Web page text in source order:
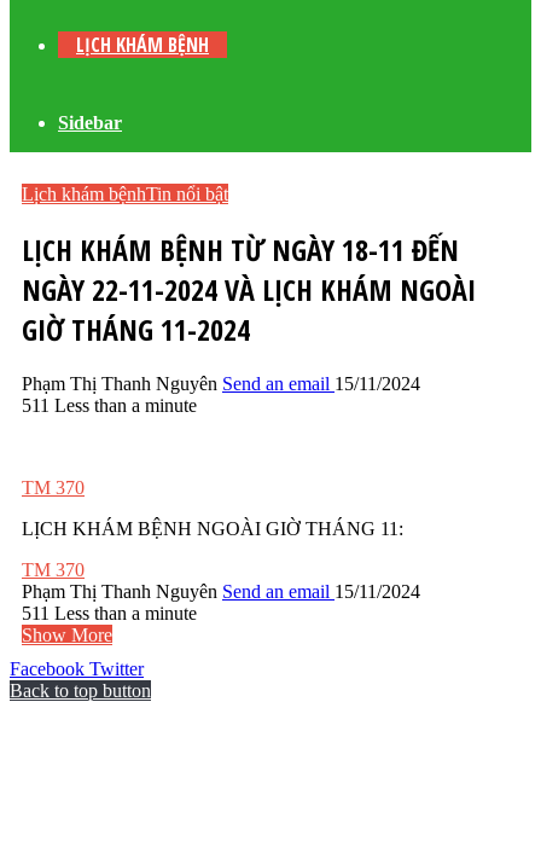
LỊCH KHÁM BỆNH
Sidebar
Lịch khám bệnhTin nổi bật
LỊCH KHÁM BỆNH TỪ NGÀY 18-11 ĐẾN
NGÀY 22-11-2024 VÀ LỊCH KHÁM NGOÀI
GIỜ THÁNG 11-2024
Phạm Thị Thanh Nguyên Send an email 15/11/2024
511 Less than a minute
TM 370
LỊCH KHÁM BỆNH NGOÀI GIỜ THÁNG 11:
TM 370
Phạm Thị Thanh Nguyên Send an email 15/11/2024
511 Less than a minute
Show More
Facebook Twitter
Back to top button